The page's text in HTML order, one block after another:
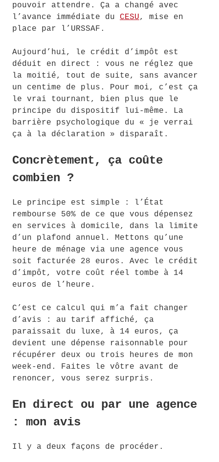
pouvoir attendre. Ça a changé avec
l’avance immédiate du CESU, mise en
place par l’URSSAF.
Aujourd’hui, le crédit d’impôt est
déduit en direct : vous ne réglez que
la moitié, tout de suite, sans avancer
un centime de plus. Pour moi, c’est ça
le vrai tournant, bien plus que le
principe du dispositif lui-même. La
barrière psychologique du « je verrai
ça à la déclaration » disparaît.
Concrètement, ça coûte
combien ?
Le principe est simple : l’État
rembourse 50% de ce que vous dépensez
en services à domicile, dans la limite
d’un plafond annuel. Mettons qu’une
heure de ménage via une agence vous
soit facturée 28 euros. Avec le crédit
d’impôt, votre coût réel tombe à 14
euros de l’heure.
C’est ce calcul qui m’a fait changer
d’avis : au tarif affiché, ça
paraissait du luxe, à 14 euros, ça
devient une dépense raisonnable pour
récupérer deux ou trois heures de mon
week-end. Faites le vôtre avant de
renoncer, vous serez surpris.
En direct ou par une agence
: mon avis
Il y a deux façons de procéder.